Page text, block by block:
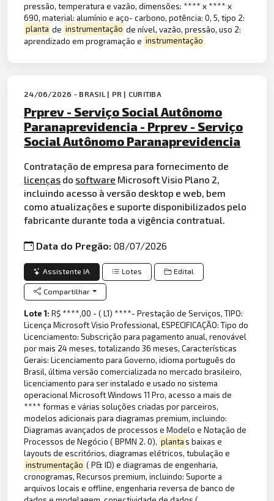
pressão, temperatura e vazão, dimensões: **** x **** x
690, material: alumínio e aço- carbono, potência: 0, 5, tipo 2:
planta de instrumentação de nível, vazão, pressão, uso 2:
aprendizado em programação e instrumentação
24/06/2026 - BRASIL | PR | CURITIBA
Prprev - Serviço Social Autônomo
Paranaprevidencia - Prprev - Serviço
Social Autônomo Paranaprevidencia
Contratação de empresa para fornecimento de
licenças do software Microsoft Visio Plano 2,
incluindo acesso à versão desktop e web, bem
como atualizações e suporte disponibilizados pelo
fabricante durante toda a vigência contratual.
Data do Pregão:08/07/2026
Assistente IA Lotes Edital
Compartilhar
Lote 1:R$ ****,00 - ( L1) ****- Prestação de Serviços, TIPO:
Licença Microsoft Visio Professional, ESPECIFICAÇÃO: Tipo do
Licenciamento: Subscrição para pagamento anual, renovável
por mais 24 meses, totalizando 36 meses, Características
Gerais: Licenciamento para Governo, idioma português do
Brasil, última versão comercializada no mercado brasileiro,
licenciamento para ser instalado e usado no sistema
operacional Microsoft Windows 11 Pro, acesso a mais de
**** formas e várias soluções criadas por parceiros,
modelos adicionais para diagramas premium, incluindo:
Diagramas avançados de processos e Modelo e Notação de
Processos de Negócio ( BPMN 2. 0), plantas baixas e
layouts de escritórios, diagramas elétricos, tubulação e
instrumentação ( P& ID) e diagramas de engenharia,
cronogramas, Recursos premium, incluindo: Suporte a
arquivos locais e offline, engenharia reversa de banco de